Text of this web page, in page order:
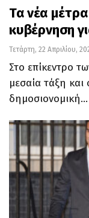
Τα νέα μέτρα
κυβέρνηση
Τετάρτη, 22 Απριλίου,
Στο επίκεντρο
μεσαία τάξη και
δημοσιονομική…